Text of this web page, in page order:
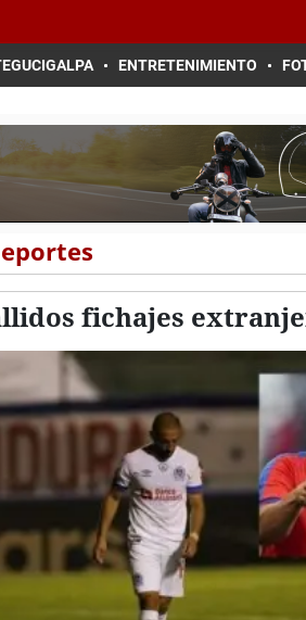
ENTRETENIMIENTO
fichajes